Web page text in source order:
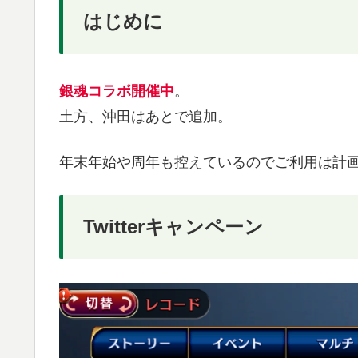
はじめに
銀魂コラボ開催中。
土方、沖田はあとで追加。
年末年始や周年も控えているのでご利用は計
Twitterキャンペーン